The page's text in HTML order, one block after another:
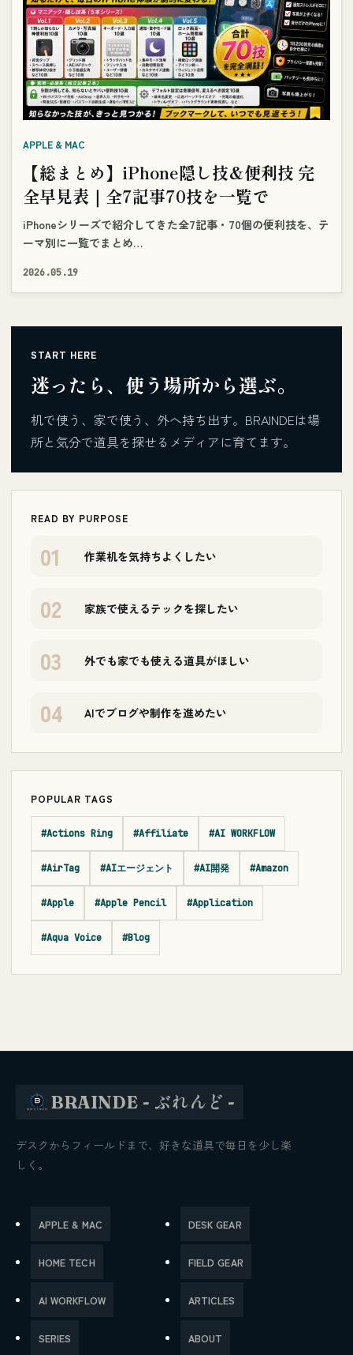
APPLE & MAC
【総まとめ】iPhone隠し技&便利技 完
全早見表｜全7記事70技を一覧で
iPhoneシリーズで紹介してきた全7記事・70個の便利技を、テ
ーマ別に一覧でまとめ…
2026.05.19
START HERE
迷ったら、使う場所から選ぶ。
机で使う、家で使う、外へ持ち出す。BRAINDEは場
所と気分で道具を探せるメディアに育てます。
READ BY PURPOSE
01 作業机を気持ちよくしたい
02 家族で使えるテックを探したい
03 外でも家でも使える道具がほしい
04 AIでブログや制作を進めたい
POPULAR TAGS
#Actions Ring #Affiliate #AI WORKFLOW
#AirTag #AIエージェント #AI開発 #Amazon
#Apple #Apple Pencil #Application
#Aqua Voice #Blog
BRAINDE - ぶれんど -
デスクからフィールドまで、好きな道具で毎日を少し楽
しく。
APPLE & MAC DESK GEAR
HOME TECH FIELD GEAR
AI WORKFLOW ARTICLES
SERIES ABOUT